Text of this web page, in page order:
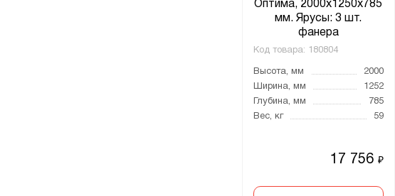
Оптима, 2000x1250x785
мм. Ярусы: 3 шт.
фанера
Код товара: 180804
Высота, мм
2000
Ширина, мм
1252
Глубина, мм
785
Вес, кг
59
17 756 ₽